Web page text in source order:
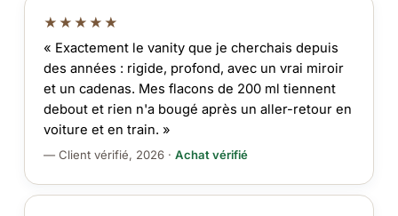
★★★★★
« Exactement le vanity que je cherchais depuis
des années : rigide, profond, avec un vrai miroir
et un cadenas. Mes flacons de 200 ml tiennent
debout et rien n'a bougé après un aller-retour en
voiture et en train. »
— Client vérifié, 2026 · Achat vérifié